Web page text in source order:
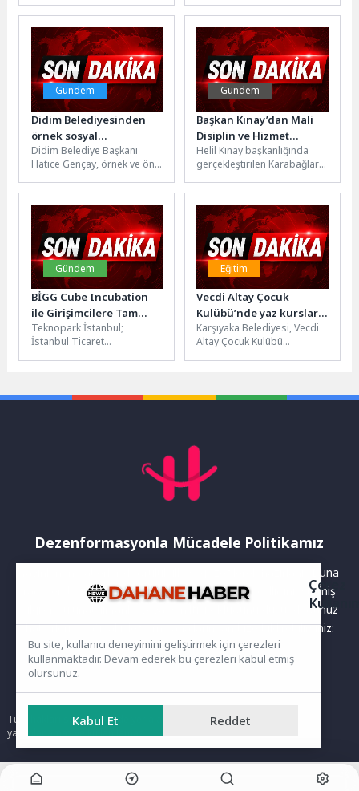
unvanını koruyan
Büyükşehir...
desteği ile bir ömür boyu
mutluluğa...
Gündem
Didim Belediyesinden
örnek sosyal
belediyecilik modeli
Didim Belediye Başkanı
Hatice Gençay, örnek ve öne
uygulamaları nedeniyle
davetli olduğu...
Gündem
Başkan Kınay’dan Mali
Disiplin ve Hizmet
Vurgusu
Helil Kınay başkanlığında
gerçekleştirilen Karabağlar
Meclis Toplantısı’nda 2025
Mali Yılı Kesin...
Gündem
BİGG Cube Incubation
ile Girişimcilere Tam
Destek !
Teknopark İstanbul;
İstanbul Ticaret
birliğinde TÜBİTAK 1512...
Eğitim
Vecdi Altay Çocuk
Kulübü’nde yaz kursları
başlıyor
Karşıyaka Belediyesi, Vecdi
Altay Çocuk Kulübü
Dezenformasyonla Mücadele Politikamız
Yayınlanan haberler doğruluk ilkesi gözetilerek hazırlanır. Buna
rağmen bazı içeriklerde eksik, hatalı veya güncelliğini yitirmiş
bilgiler bulunabilir.Yanlış veya yanıltıcı olduğunu düşündüğünüz
haberleri aşağıdaki iletişim kanallarından bize bildirebilirsiniz:
Ana Sayfa
Tüm hakları saklıdır. Sitede yer alan içerikler izinsiz kopyalanamaz,
yayımlanamaz ve kullanılamaz.
Çerez
Bu site, kullanıcı deneyimini geliştirmek için çerezleri
kullanmaktadır. Devam ederek bu çerezleri kabul etmiş
olursunuz.
Kabul Et Reddet